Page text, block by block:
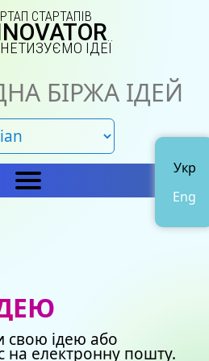
Укр
Eng
СТАРТАПІВ
ІДЕЇ
БІРЖА ІДЕЙ
свою ідею або
на електронну пошту.